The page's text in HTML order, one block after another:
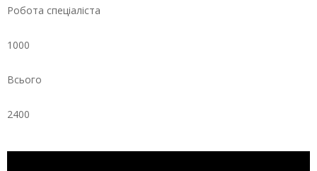
Робота спеціаліста
1000
Всього
2400